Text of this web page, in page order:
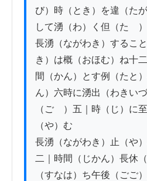
び）時（とき）を違（た
して湧（わ）く但（たゞ
長湧（ながわき）するこ
き）は概（おほむ）ね十二
間（かん）とす例（たと
ん）六時に湧出（わきい
（ごゞ）五｜時（じ）に
（や）む
長湧（ながわき）止（や
二｜時間（じかん）長休
（すなは）ち午後（ごご